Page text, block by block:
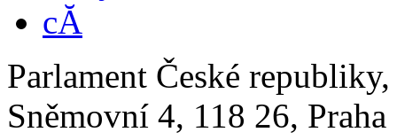
Parlament České
Sněmovní 4, 118 26,